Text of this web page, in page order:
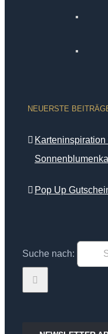
NEUERSTE
Karteninspiration
Pop Up
Suche nach: